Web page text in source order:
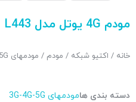
مودم 4G یوتل مدل L443
خانه / اکتیو شبکه / مودم / مودمهای 3G-4G-5G
دسته بندی هامودمهای 3G-4G-5G